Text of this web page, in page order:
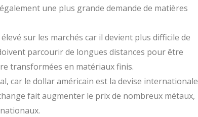
une plus grande demande de matières
sur les marchés car il devient plus difficile de
parcourir de longues distances pour être
transformées en matériaux finis.
car le dollar américain est la devise internationale
fait augmenter le prix de nombreux métaux,